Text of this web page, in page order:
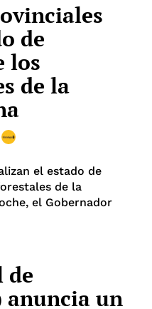
de
los
de la
el estado de
de la
el Gobernador
de
anuncia un